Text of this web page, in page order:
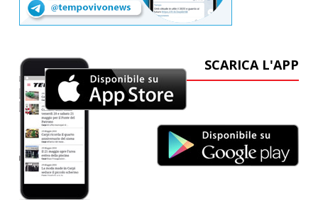
SCARICA L'APP